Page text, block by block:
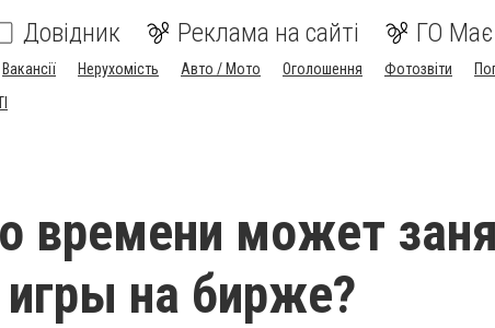
Довідник Реклама на сайті ГО
Вакансії Нерухомість Авто / Мото Оголошення Фотозвіти
времени может
игры на бирже?